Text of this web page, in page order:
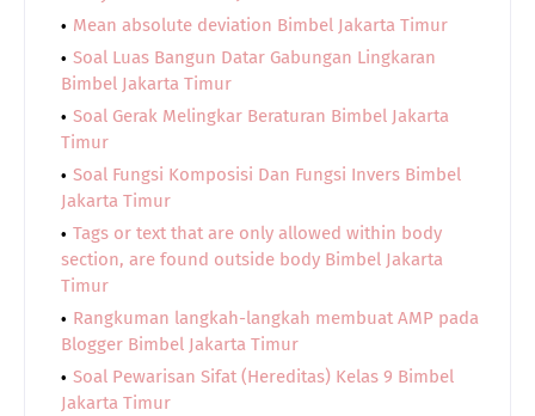
Mean absolute deviation Bimbel Jakarta Timur
Soal Luas Bangun Datar Gabungan Lingkaran
Bimbel Jakarta Timur
Soal Gerak Melingkar Beraturan Bimbel Jakarta
Timur
Soal Fungsi Komposisi Dan Fungsi Invers Bimbel
Jakarta Timur
Tags or text that are only allowed within body
section, are found outside body Bimbel Jakarta
Timur
Rangkuman langkah-langkah membuat AMP pada
Blogger Bimbel Jakarta Timur
Soal Pewarisan Sifat (Hereditas) Kelas 9 Bimbel
Jakarta Timur